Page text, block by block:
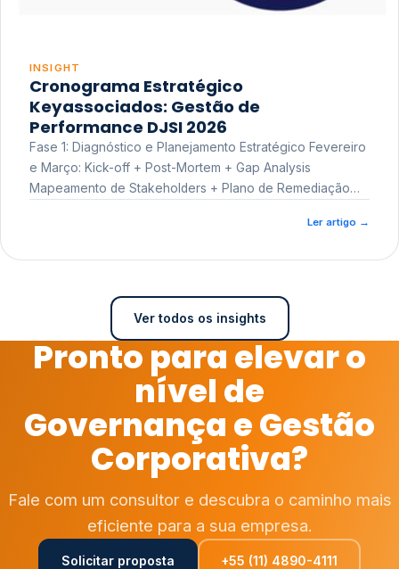
INSIGHT
Cronograma Estratégico
Keyassociados: Gestão de
Performance DJSI 2026
Fase 1: Diagnóstico e Planejamento Estratégico Fevereiro
e Março: Kick-off + Post-Mortem + Gap Analysis
Mapeamento de Stakeholders + Plano de Remediação
Ler artigo →
Ver todos os insights
Pronto para elevar o
nível de
Governança e Gestão
Corporativa?
Fale com um consultor e descubra o caminho mais
eficiente para a sua empresa.
Solicitar proposta +55 (11) 4890-4111